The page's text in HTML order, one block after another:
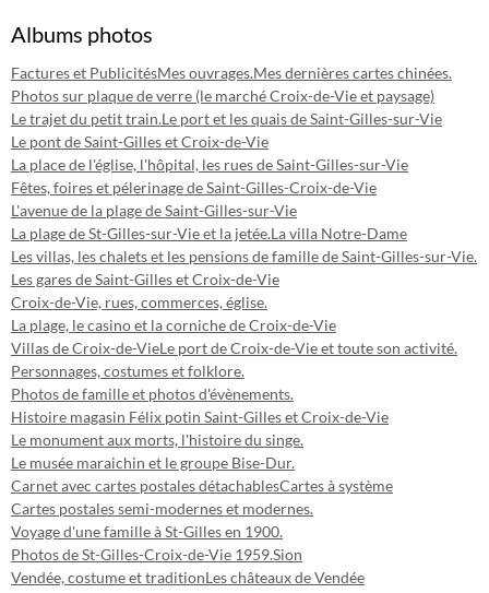
Albums photos
Factures et PublicitésMes ouvrages.Mes dernières cartes chinées.
Photos sur plaque de verre (le marché Croix-de-Vie et paysage)
Le trajet du petit train.Le port et les quais de Saint-Gilles-sur-Vie
Le pont de Saint-Gilles et Croix-de-Vie
La place de l'église, l'hôpital, les rues de Saint-Gilles-sur-Vie
Fêtes, foires et pélerinage de Saint-Gilles-Croix-de-Vie
L'avenue de la plage de Saint-Gilles-sur-Vie
La plage de St-Gilles-sur-Vie et la jetée.La villa Notre-Dame
Les villas, les chalets et les pensions de famille de Saint-Gilles-sur-Vie.
Les gares de Saint-Gilles et Croix-de-Vie
Croix-de-Vie, rues, commerces, église.
La plage, le casino et la corniche de Croix-de-Vie
Villas de Croix-de-VieLe port de Croix-de-Vie et toute son activité.
Personnages, costumes et folklore.
Photos de famille et photos d'évènements.
Histoire magasin Félix potin Saint-Gilles et Croix-de-Vie
Le monument aux morts, l'histoire du singe.
Le musée maraichin et le groupe Bise-Dur.
Carnet avec cartes postales détachablesCartes à système
Cartes postales semi-modernes et modernes.
Voyage d'une famille à St-Gilles en 1900.
Photos de St-Gilles-Croix-de-Vie 1959.Sion
Vendée, costume et traditionLes châteaux de Vendée